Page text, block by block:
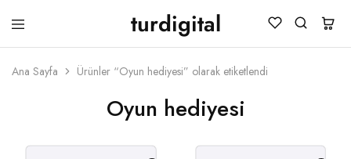
turdigital
TURDIGITAL
Dijital
Kartları
Kartları
Paketleri
Ana Sayfa Ürünler “Oyun hediyesi” olarak etiketlendi
Oyun hediyesi